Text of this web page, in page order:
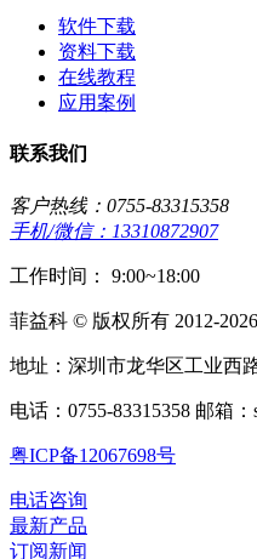
软件下载
资料下载
在线教程
应用案例
联系我们
客户热线：0755-83315358
手机/微信：13310872907
工作时间： 9:00~18:00
菲益科 © 版权所有 2012-2026
地址：深圳市龙华区工业西
电话：0755-83315358 邮箱：
粤ICP备12067698号
电话咨询
最新产品
订阅新闻